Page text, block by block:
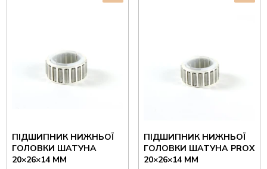
ПІДШИПНИК НИЖНЬОЇ
ГОЛОВКИ ШАТУНА
20×26×14 ММ
ПІДШИПНИК НИЖНЬОЇ
ГОЛОВКИ ШАТУНА PROX
20×26×14 ММ